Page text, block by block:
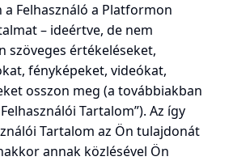
a Felhasználó a Platformon
– ideértve, de nem
szöveges értékeléseket,
fényképeket, videókat,
osszon meg (a továbbiakban
Tartalom”). Az így
Tartalom az Ön tulajdonát
annak közlésével Ön